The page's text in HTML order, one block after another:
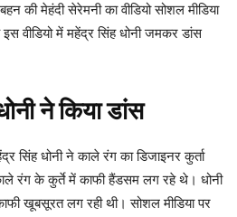
की मेहंदी सेरेमनी का वीडियो सोशल मीडिया
वीडियो में महेंद्र सिंह धोनी जमकर डांस
ने किया डांस
सिंह धोनी ने काले रंग का डिजाइनर कुर्ता
रंग के कुर्ते में काफी हैंडसम लग रहे थे। धोनी
खूबसूरत लग रही थी। सोशल मीडिया पर